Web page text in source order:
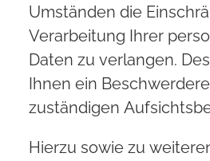
Umständen die
Verarbeitung Ihrer
Daten zu verlangen.
Ihnen ein
zuständigen
Hierzu sowie zu